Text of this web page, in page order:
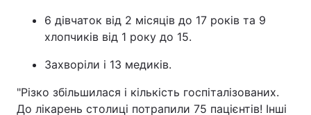
6 дівчаток від 2 місяців до 17 років та 9
хлопчиків від 1 року до 15.
Захворіли і 13 медиків.
"Різко збільшилася і кількість госпіталізованих.
До лікарень столиці потрапили 75 пацієнтів! Інші